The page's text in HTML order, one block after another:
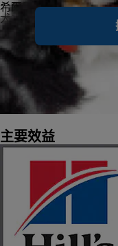
希爾思寵物食品 小型及
犬特製的溫和顧胃配方
主要效益
建議用於
敏感胃腸與
不建議用於